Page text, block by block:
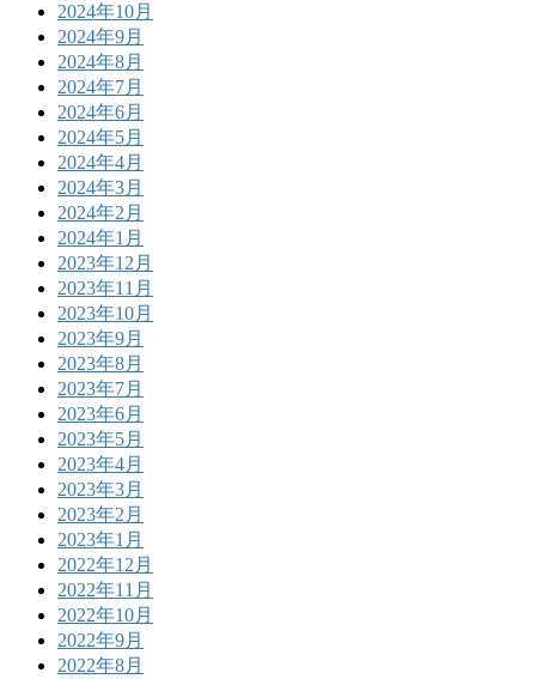
2024年10月
2024年9月
2024年8月
2024年7月
2024年6月
2024年5月
2024年4月
2024年3月
2024年2月
2024年1月
2023年12月
2023年11月
2023年10月
2023年9月
2023年8月
2023年7月
2023年6月
2023年5月
2023年4月
2023年3月
2023年2月
2023年1月
2022年12月
2022年11月
2022年10月
2022年9月
2022年8月